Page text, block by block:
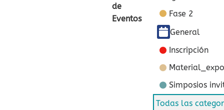
de
Eventos
Fase 2
General
Inscripción
Simposios
Todas las